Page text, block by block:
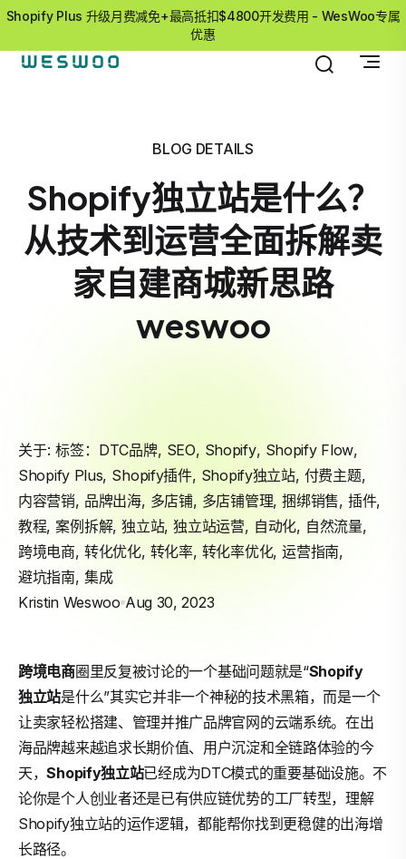
Shopify Plus 升级月费减免+最高抵扣$4800开发费用 - WesWoo专属
优惠
BLOG DETAILS
Shopify独立站是什么？
从技术到运营全面拆解卖
家自建商城新思路
weswoo
关于: 标签： DTC品牌, SEO, Shopify, Shopify Flow,
Shopify Plus, Shopify插件, Shopify独立站, 付费主题,
内容营销, 品牌出海, 多店铺, 多店铺管理,捆绑销售,插件,
教程,案例拆解,独立站,独立站运营, 自动化, 自然流量,
跨境电商, 转化优化, 转化率, 转化率优化,运营指南,
避坑指南, 集成
Kristin Weswoo Aug 30, 2023
跨境电商圈里反复被讨论的一个基础问题就是“Shopify
独立站是什么”其实它并非一个神秘的技术黑箱，而是一个
让卖家轻松搭建、管理并推广品牌官网的云端系统。在出
海品牌越来越追求长期价值、用户沉淀和全链路体验的今
天，Shopify独立站已经成为DTC模式的重要基础设施。不
论你是个人创业者还是已有供应链优势的工厂转型，理解
Shopify独立站的运作逻辑，都能帮你找到更稳健的出海增
长路径。